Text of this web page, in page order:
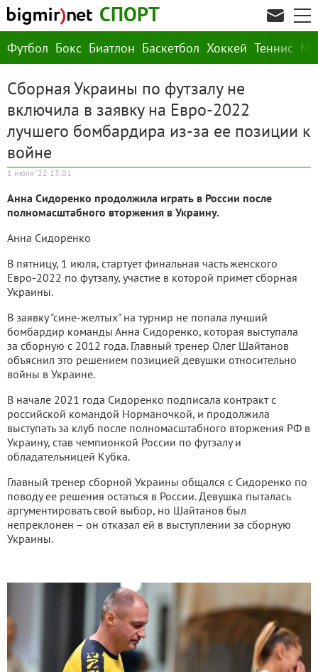
СПОРТ
Футбол Бокс Биатлон Баскетбол Хоккей Теннис
Сборная Украины по футзалу не
включила в заявку на Евро-2022
лучшего бомбардира из-за ее позиции к
войне
1 июля '22 13:01
Анна Сидоренко продолжила играть в России после
полномасштабного вторжения в Украину.
Анна Сидоренко
В пятницу, 1 июля, стартует финальная часть женского
Евро-2022 по футзалу, участие в которой примет сборная
Украины.
В заявку "сине-желтых" на турнир не попала лучший
бомбардир команды Анна Сидоренко, которая выступала
за сборную с 2012 года. Главный тренер Олег Шайтанов
объяснил это решением позицией девушки относительно
войны в Украине.
В начале 2021 года Сидоренко подписала контракт с
российской командой Норманочкой, и продолжила
выступать за клуб после полномасштабного вторжения РФ в
Украину, став чемпионкой России по футзалу и
обладательницей Кубка.
Главный тренер сборной Украины общался с Сидоренко по
поводу ее решения остаться в России. Девушка пыталась
аргументировать свой выбор, но Шайтанов был
непреклонен – он отказал ей в выступлении за сборную
Украины.